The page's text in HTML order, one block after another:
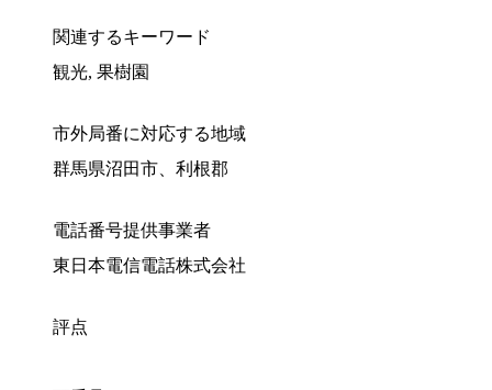
関連するキーワード
観光, 果樹園
市外局番に対応する地域
群馬県沼田市、利根郡
電話番号提供事業者
東日本電信電話株式会社
評点